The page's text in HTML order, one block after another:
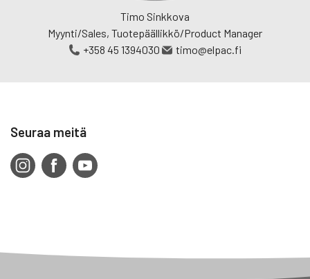
Timo Sinkkova
Myynti/Sales, Tuotepäällikkö/Product Manager
+358 45 1394030
timo@elpac.fi
Seuraa meitä